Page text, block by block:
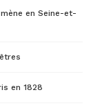
en Seine-et-
en 1828